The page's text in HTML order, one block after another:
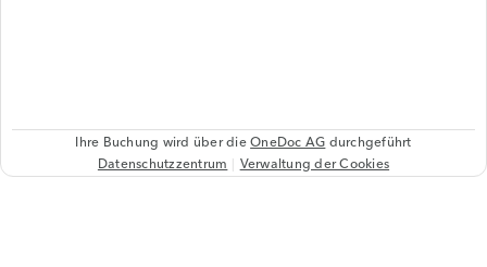
Ihre Buchung wird über dieOneDoc AGdurchgeführt
Datenschutzzentrum Verwaltung der Cookies